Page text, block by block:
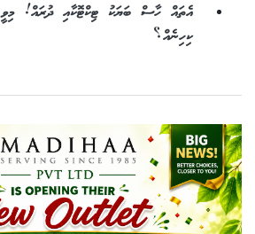
އެތައް ހާސް ބަޔަކު ޓިކްޓޮކާއި ދުރައް! މިވީ
ކިހިނެއް؟